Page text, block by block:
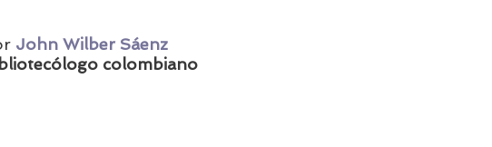
Neuroeducación Finanzas
John Wilber Sáenz
colombiano